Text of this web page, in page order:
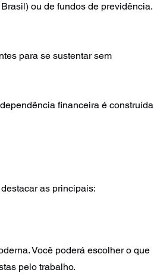
ou de fundos de previdência.
para se sustentar sem
financeira é construída
as principais:
Você poderá escolher o que
pelo trabalho.